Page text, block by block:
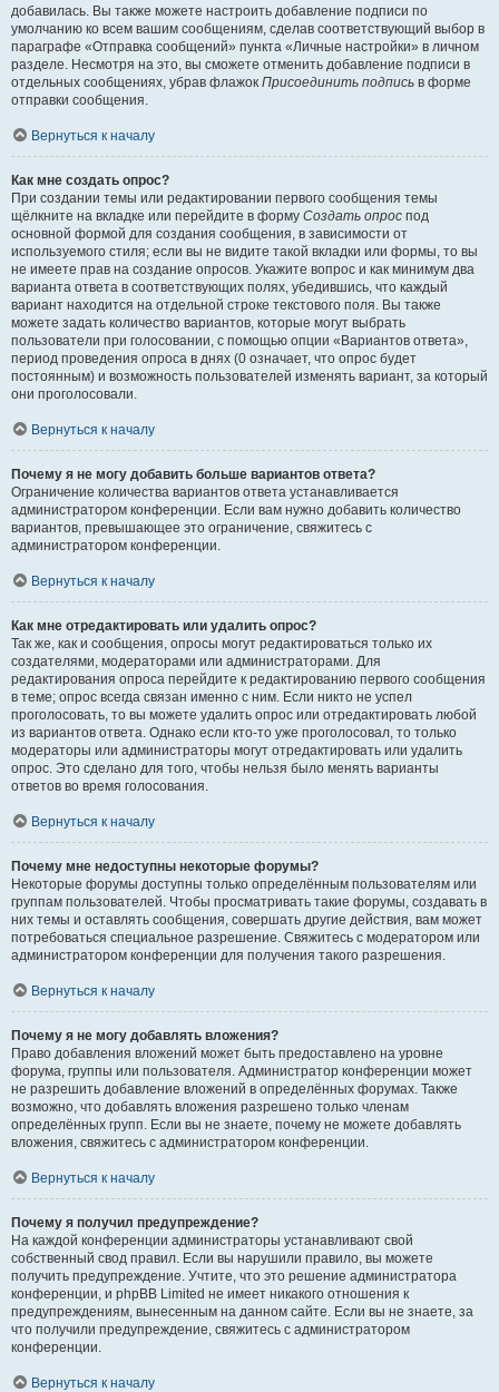
добавилась. Вы также можете настроить добавление подписи по
умолчанию ко всем вашим сообщениям, сделав соответствующий выбор в
параграфе «Отправка сообщений» пункта «Личные настройки» в личном
разделе. Несмотря на это, вы сможете отменить добавление подписи в
отдельных сообщениях, убрав флажок Присоединить подпись в форме
отправки сообщения.
Вернуться к началу
Как мне создать опрос?
При создании темы или редактировании первого сообщения темы
щёлкните на вкладке или перейдите в форму Создать опрос под
основной формой для создания сообщения, в зависимости от
используемого стиля; если вы не видите такой вкладки или формы, то вы
не имеете прав на создание опросов. Укажите вопрос и как минимум два
варианта ответа в соответствующих полях, убедившись, что каждый
вариант находится на отдельной строке текстового поля. Вы также
можете задать количество вариантов, которые могут выбрать
пользователи при голосовании, с помощью опции «Вариантов ответа»,
период проведения опроса в днях (0 означает, что опрос будет
постоянным) и возможность пользователей изменять вариант, за который
они проголосовали.
Вернуться к началу
Почему я не могу добавить больше вариантов ответа?
Ограничение количества вариантов ответа устанавливается
администратором конференции. Если вам нужно добавить количество
вариантов, превышающее это ограничение, свяжитесь с
администратором конференции.
Вернуться к началу
Как мне отредактировать или удалить опрос?
Так же, как и сообщения, опросы могут редактироваться только их
создателями, модераторами или администраторами. Для
редактирования опроса перейдите к редактированию первого сообщения
в теме; опрос всегда связан именно с ним. Если никто не успел
проголосовать, то вы можете удалить опрос или отредактировать любой
из вариантов ответа. Однако если кто-то уже проголосовал, то только
модераторы или администраторы могут отредактировать или удалить
опрос. Это сделано для того, чтобы нельзя было менять варианты
ответов во время голосования.
Вернуться к началу
Почему мне недоступны некоторые форумы?
Некоторые форумы доступны только определённым пользователям или
группам пользователей. Чтобы просматривать такие форумы, создавать в
них темы и оставлять сообщения, совершать другие действия, вам может
потребоваться специальное разрешение. Свяжитесь с модератором или
администратором конференции для получения такого разрешения.
Вернуться к началу
Почему я не могу добавлять вложения?
Право добавления вложений может быть предоставлено на уровне
форума, группы или пользователя. Администратор конференции может
не разрешить добавление вложений в определённых форумах. Также
возможно, что добавлять вложения разрешено только членам
определённых групп. Если вы не знаете, почему не можете добавлять
вложения, свяжитесь с администратором конференции.
Вернуться к началу
Почему я получил предупреждение?
На каждой конференции администраторы устанавливают свой
собственный свод правил. Если вы нарушили правило, вы можете
получить предупреждение. Учтите, что это решение администратора
конференции, и phpBB Limited не имеет никакого отношения к
предупреждениям, вынесенным на данном сайте. Если вы не знаете, за
что получили предупреждение, свяжитесь с администратором
конференции.
Вернуться к началу